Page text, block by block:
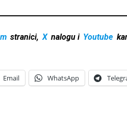
stranici, X nalogu i Youtube
Email WhatsApp